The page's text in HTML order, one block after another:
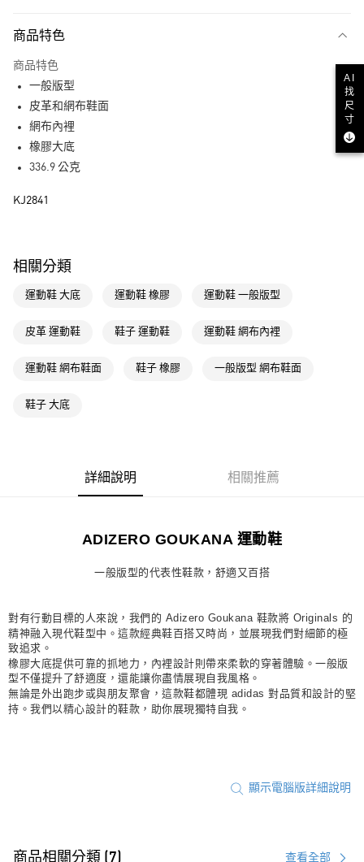
LINE Pay
全家取貨付款
付款後全家取貨
每筆NT$80，滿NT$1,500(含以上)免運費
付款後萊爾富取貨
7-11取貨付款
每筆NT$80，滿NT$1,500(含以上)免運費
每筆NT$80，滿NT$1,500(含以上)免運費
商品特色
商品特色
一般版型
皮革和網布鞋面
網布內裡
橡膠大底
336.9 公克
KJ2841
相關分類
運動鞋 大底 運動鞋 橡膠 運動鞋 一般版型
皮革 運動鞋 鞋子 運動鞋 運動鞋 網布內裡
運動鞋 網布鞋面 鞋子 橡膠 一般版型 網布鞋面
鞋子 大底
詳細說明 相關推薦
ADIZERO GOUKANA 運動鞋
一般版型的代表性鞋款，舒適又百搭
對有行動目標的人來說，我們的 Adizero Goukana 鞋款將 Originals 的
精神融入現代鞋型中。這款經典鞋百搭又時尚，並展現我們對細節的極
致追求。
橡膠大底提供可靠的抓地力，內裡設計則帶來柔軟的穿著體驗。一般版
型不僅提升了舒適度，還能讓你盡情展現自我風格。
無論是外出跑步或與朋友聚會，這款鞋都體現 adidas 對品質和設計的堅
持。我們以精心設計的鞋款，助你展現獨特自我。
顯示電腦版詳細說明
商品相關分類 (7) 查看全部
AI
找
尺
寸